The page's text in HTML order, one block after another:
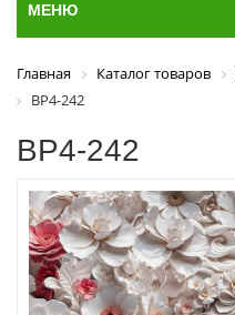
МЕНЮ
Главная Каталог товаров
ВР4-242
ВР4-242